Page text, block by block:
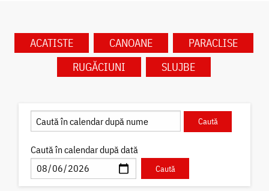
ACATISTE CANOANE
PARACLISE
RUGĂCIUNI
SLUJBE
Caută în calendar după dată